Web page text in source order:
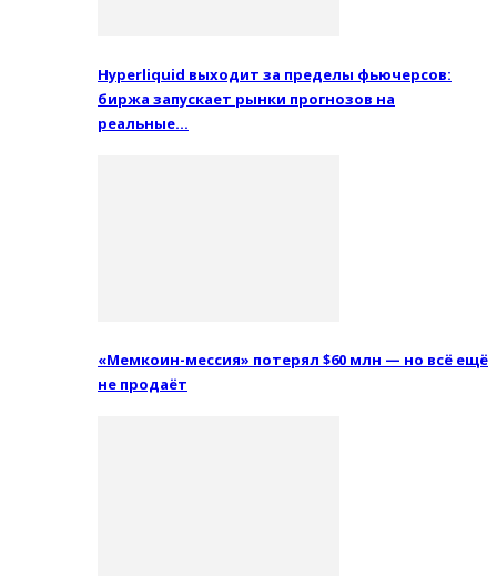
Hyperliquid выходит за пределы фьючерсов:
биржа запускает рынки прогнозов на
реальные…
«Мемкоин-мессия» потерял $60 млн — но всё ещё
не продаёт